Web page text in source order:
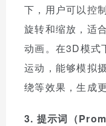
下，用户可以控
旋转和缩放，适
动画。在3D模式
运动，能够模拟
绕等效果，生成
3. 提示词（